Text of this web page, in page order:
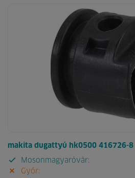
makita dugattyú hk0500 416726-8
Mosonmagyaróvár:
Győr: